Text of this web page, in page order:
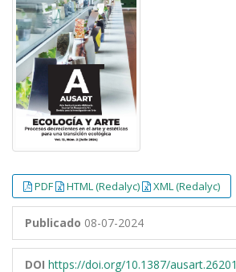
PDF HTML (Redalyc) XML (Redalyc)
Publicado 08-07-2024
DOI https://doi.org/10.1387/ausart.26201